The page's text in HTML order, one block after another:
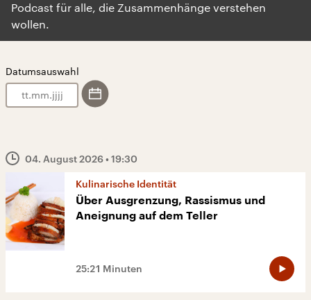
Podcast für alle, die Zusammenhänge verstehen
wollen.
Datumsauswahl
.
.
04. August 2026• 19:30
Kulinarische Identität
Über Ausgrenzung, Rassismus und
Aneignung auf dem Teller
25:21 Minuten